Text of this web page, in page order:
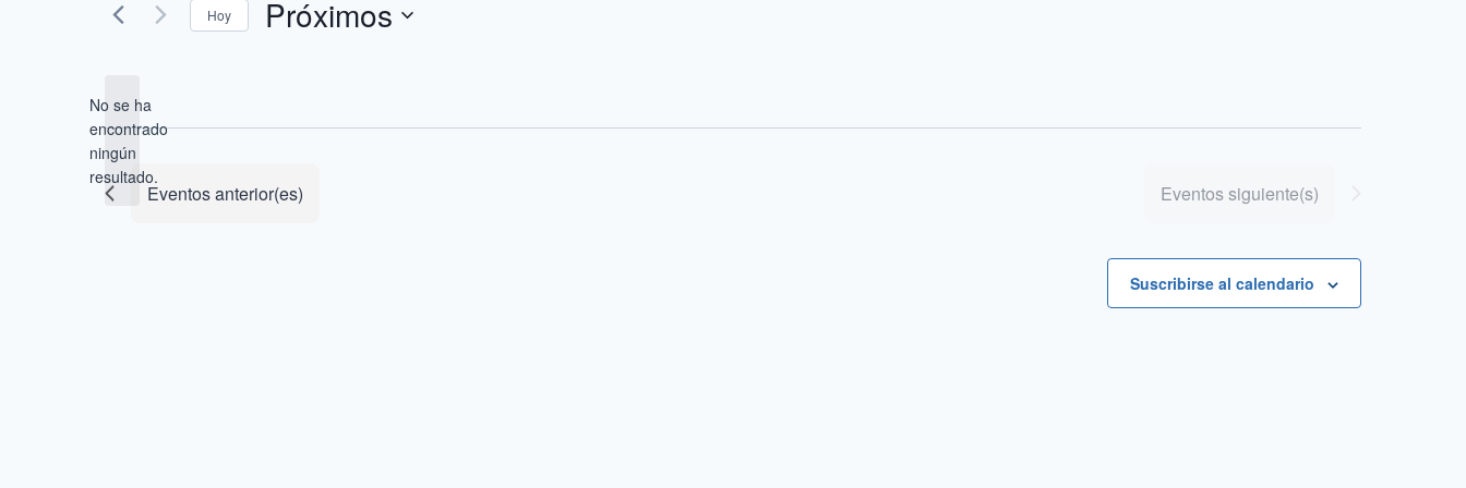
Aviso
No se ha
encontrado
ningún
resultado.
Hoy Próximos
Eventosanterior(es) Eventossiguiente(s)
Suscribirse al calendario